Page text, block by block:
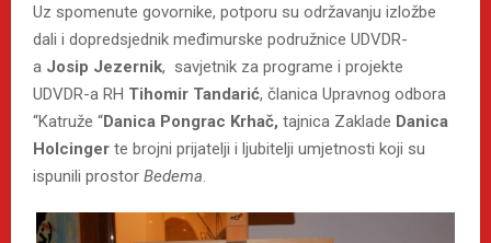
Uz spomenute govornike, potporu su održavanju izložbe
dali i dopredsjednik međimurske podružnice UDVDR-
a Josip Jezernik, savjetnik za programe i projekte
UDVDR-a RH Tihomir Tandarić, članica Upravnog odbora
“Katruže “Danica Pongrac Krhač, tajnica Zaklade Danica
Holcinger te brojni prijatelji i ljubitelji umjetnosti koji su
ispunili prostor Bedema.